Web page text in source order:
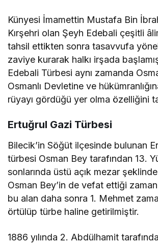
Künyesi İmamettin Mustafa Bin
Kırşehri olan Şeyh Edebali çeşitli
tahsil ettikten sonra tasavvufa
zaviye kurarak halkı irşada
Edebali Türbesi aynı zamanda
Osmanlı Devletine ve
rüyayı gördüğü yer olma özelliğini
Ertuğrul Gazi Türbesi
Bilecik’in Söğüt ilçesinde bulunan
türbesi Osman Bey tarafından 13.
sonlarında üstü açık mezar şeklinde
Osman Bey’in de vefat ettiği
bu alan daha sonra 1. Mehmet
örtülüp türbe haline getirilmiştir.
1886 yılında 2. Abdülhamit